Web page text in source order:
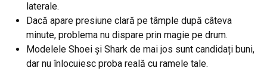
laterale.
Dacă apare presiune clară pe tâmple după câteva
minute, problema nu dispare prin magie pe drum.
Modelele Shoei și Shark de mai jos sunt candidați buni,
dar nu înlocuiesc proba reală cu ramele tale.